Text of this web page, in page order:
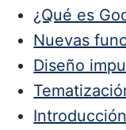
¿Qué es
Nuevas
Diseño